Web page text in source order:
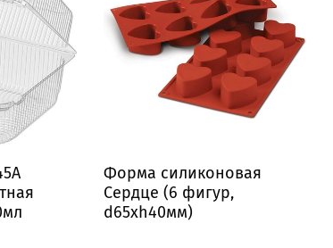
Форма силиконовая
Сердце (6 фигур,
d65хh40мм)